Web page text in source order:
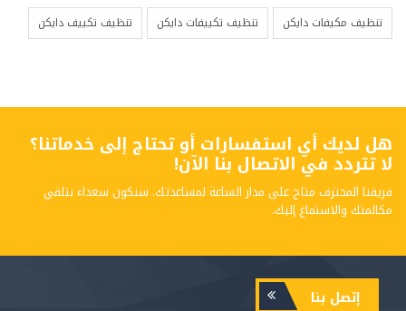
تنظيف مكيفات دايكن تنظيف تكييفات دايكن تنظيف تكييف دايكن
هل لديك أي استفسارات أو تحتاج إلى خدماتنا؟
لا تتردد في الاتصال بنا الآن!
فريقنا المحترف متاح على مدار الساعة لمساعدتك. سنكون سعداء بتلقي
مكالمتك والاستماع إليك.
إتصل بنا